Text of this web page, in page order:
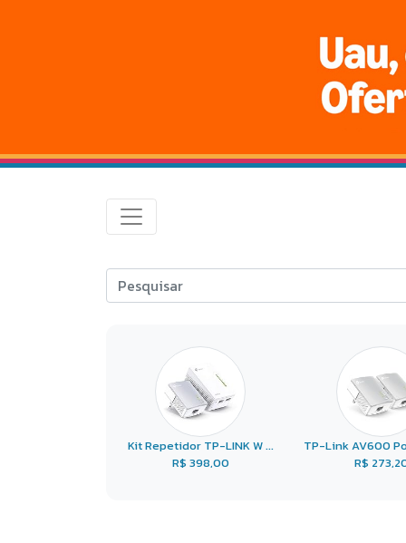
Kit Repetidor TP-LINK W ...
R$ 398,00
TP-Link AV600
R$